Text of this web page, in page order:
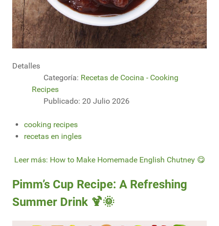
Detalles
Categoría: Recetas de Cocina - Cooking
Recipes
Publicado: 20 Julio 2026
cooking recipes
recetas en ingles
Leer más: How to Make Homemade English Chutney 😋
Pimm’s Cup Recipe: A Refreshing
Summer Drink 🍹🌞